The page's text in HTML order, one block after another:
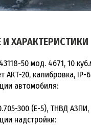
ХАРАКТЕРИСТИКИ
50 мод. 4671, 10
АКТ-20, калибровка,
автомобиля:
300 (Е-5), ТНВД АЗПИ,
надстройки: